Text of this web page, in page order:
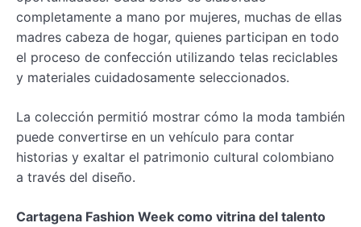
completamente a mano por mujeres, muchas de ellas
madres cabeza de hogar, quienes participan en todo
el proceso de confección utilizando telas reciclables
y materiales cuidadosamente seleccionados.
La colección permitió mostrar cómo la moda también
puede convertirse en un vehículo para contar
historias y exaltar el patrimonio cultural colombiano
a través del diseño.
Cartagena Fashion Week como vitrina del talento